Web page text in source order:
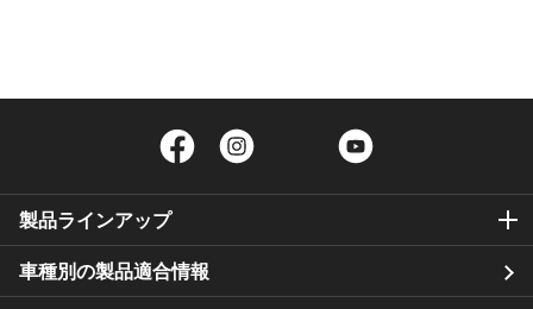
Facebook Twitter
製品ラインアップ
車種別の製品適合情報